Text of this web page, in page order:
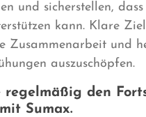
und sicherstellen,
kann. Klare
Zusammenarbeit und
auszuschöpfen.
regelmäßig den
Sumax.